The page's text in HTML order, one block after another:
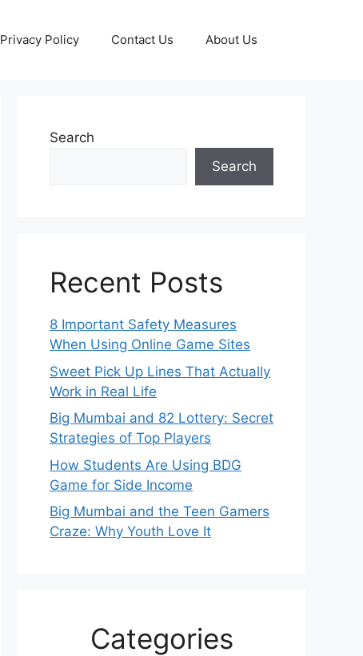
Privacy Policy Contact Us About Us
Search
Search
Recent Posts
8 Important Safety Measures
When Using Online Game Sites
Sweet Pick Up Lines That Actually
Work in Real Life
Big Mumbai and 82 Lottery: Secret
Strategies of Top Players
How Students Are Using BDG
Game for Side Income
Big Mumbai and the Teen Gamers
Craze: Why Youth Love It
Categories